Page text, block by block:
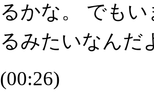
るかな。 でも
るみたいなんだ
(00:26)